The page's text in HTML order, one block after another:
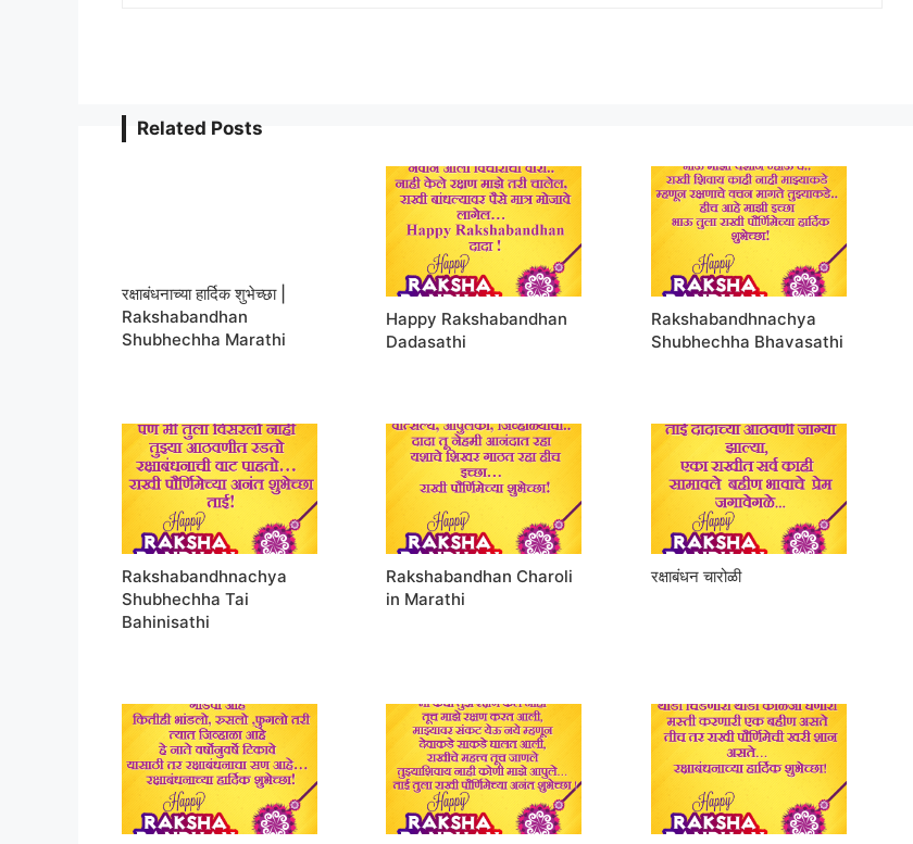
Related Posts
रक्षाबंधनाच्या हार्दिक शुभेच्छा |
Rakshabandhan
Shubhechha Marathi
Happy Rakshabandhan
Dadasathi
Rakshabandhnachya
Shubhechha Bhavasathi
Rakshabandhnachya
Shubhechha Tai
Bahinisathi
Rakshabandhan Charoli
in Marathi
रक्षाबंधन चारोळी